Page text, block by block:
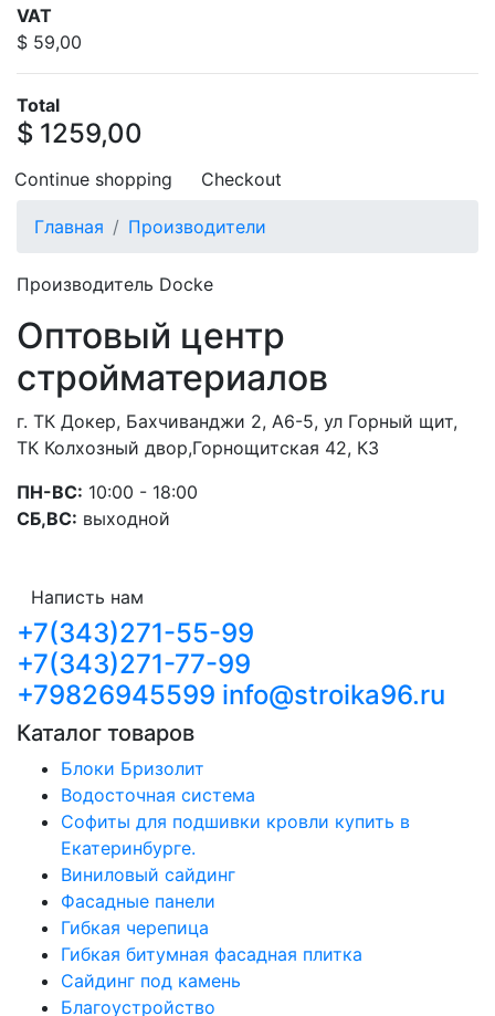
VAT
$ 59,00
Total
$ 1259,00
Continue shopping Checkout
Главная Производители
Производитель Docke
Оптовый центр
стройматериалов
г. ТК Докер, Бахчиванджи 2, А6-5, ул Горный щит,
ТК Колхозный двор,Горнощитская 42, К3
ПН-ВС: 10:00 - 18:00
СБ,ВС: выходной
Написть нам
+7(343)271-55-99
+7(343)271-77-99
+79826945599 info@stroika96.ru
Каталог товаров
Блоки Бризолит
Водосточная система
Софиты для подшивки кровли купить в
Екатеринбурге.
Виниловый сайдинг
Фасадные панели
Гибкая черепица
Гибкая битумная фасадная плитка
Сайдинг под камень
Благоустройство